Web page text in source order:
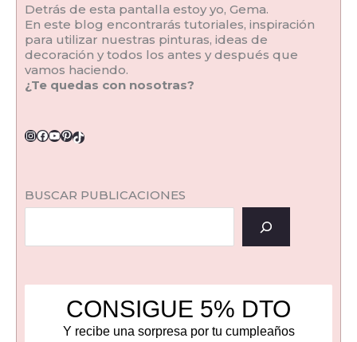
Detrás de esta pantalla estoy yo, Gema.
En este blog encontrarás tutoriales, inspiración
para utilizar nuestras pinturas, ideas de
decoración y todos los antes y después que
vamos haciendo.
¿Te quedas con nosotras?
BUSCAR PUBLICACIONES
CONSIGUE 5% DTO
Y recibe una sorpresa por tu cumpleaños